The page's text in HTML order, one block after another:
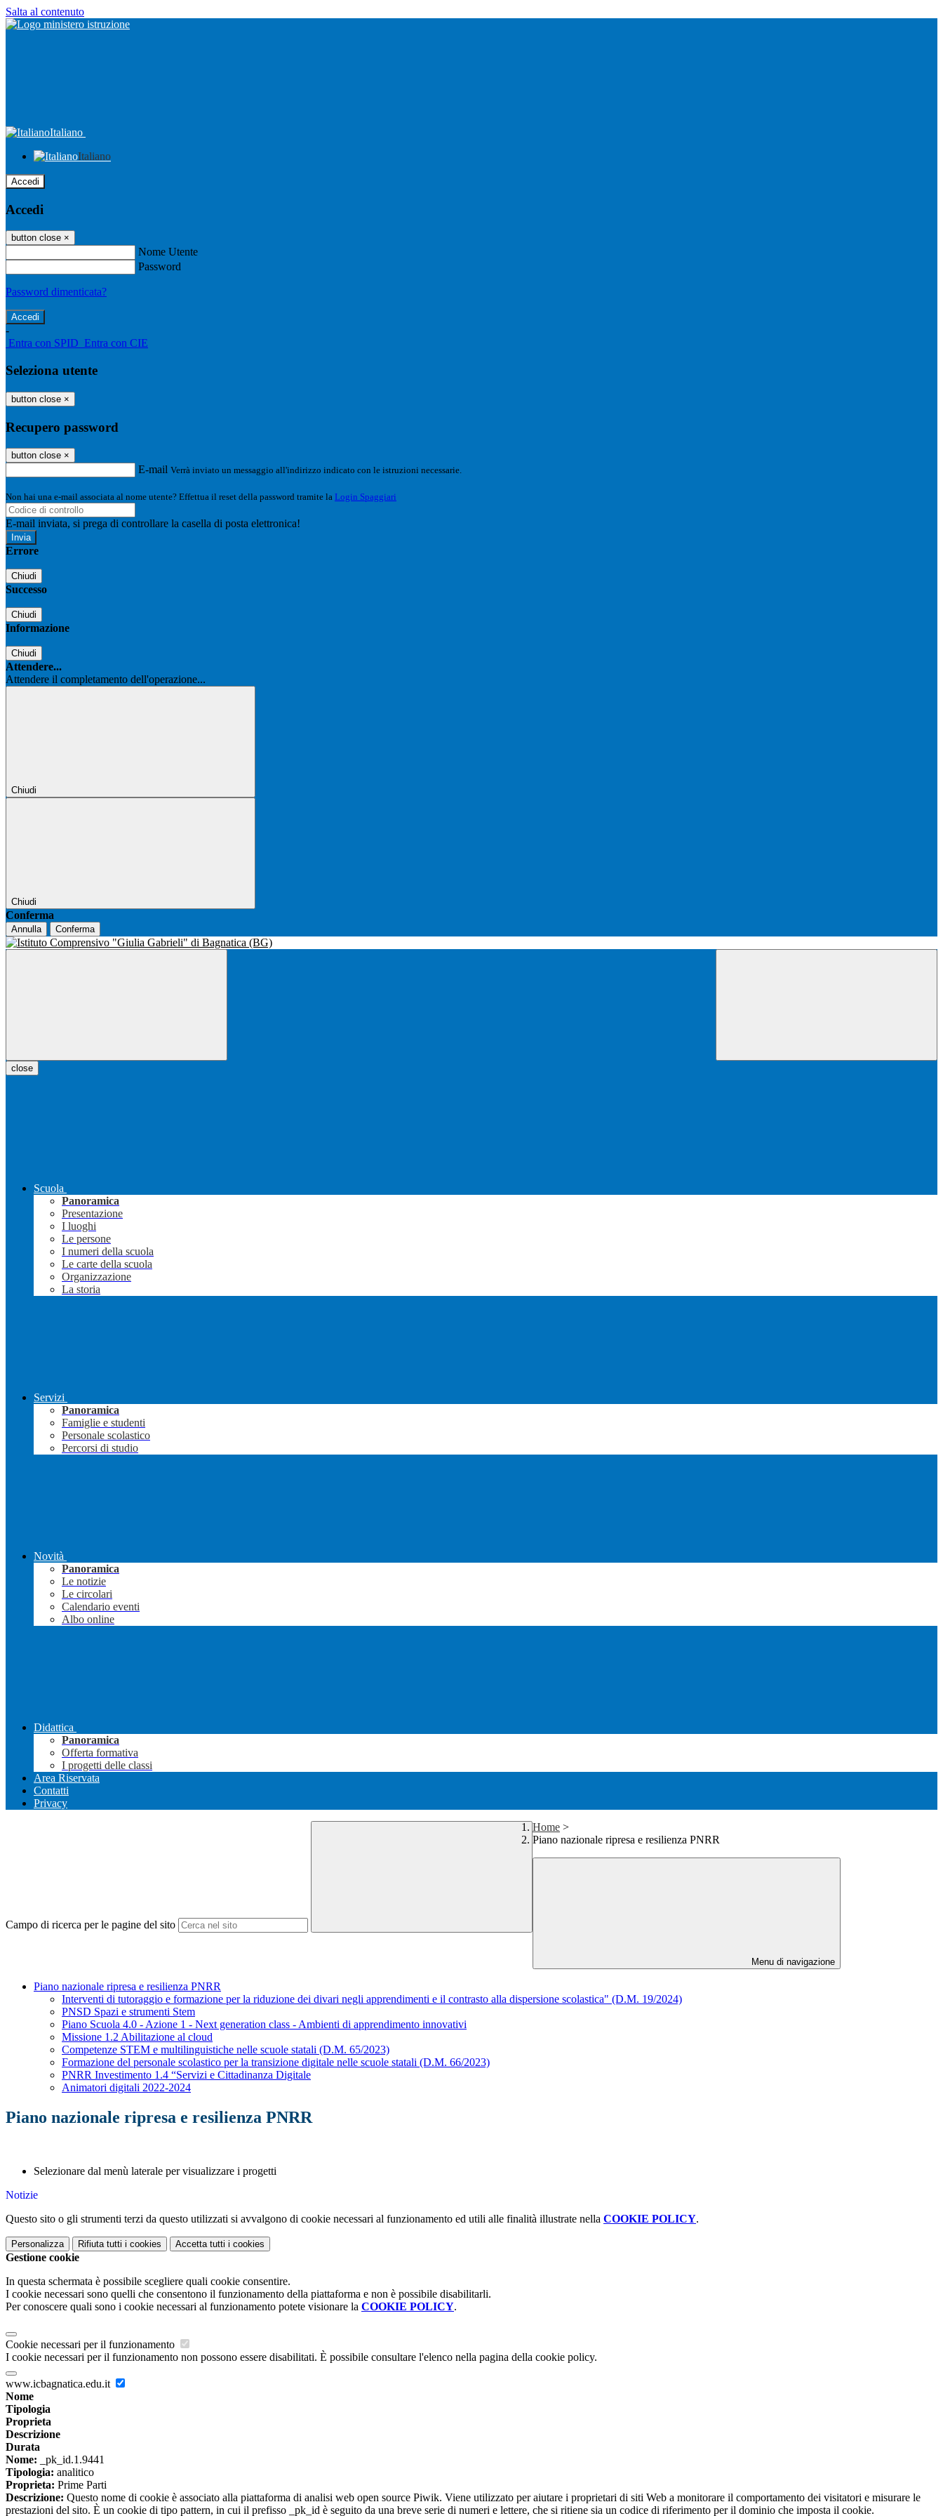
Salta al contenuto
Italiano
Italiano
Accedi
Accedi
button close ×
Nome Utente
Password
Password dimenticata?
-
Entra con SPID Entra con CIE
Seleziona utente
button close ×
Recupero password
button close ×
E-mail Verrà inviato un messaggio all'indirizzo indicato con le istruzioni necessarie.
Non hai una e-mail associata al nome utente? Effettua il reset della password tramite la Login Spaggiari
E-mail inviata, si prega di controllare la casella di posta elettronica!
Errore
Chiudi
Successo
Chiudi
Informazione
Chiudi
Attendere...
Attendere il completamento dell'operazione...
Chiudi
Chiudi
Conferma
Annulla Conferma
close
Scuola
Panoramica
Presentazione
I luoghi
Le persone
I numeri della scuola
Le carte della scuola
Organizzazione
La storia
Servizi
Panoramica
Famiglie e studenti
Personale scolastico
Percorsi di studio
Novità
Panoramica
Le notizie
Le circolari
Calendario eventi
Albo online
Didattica
Panoramica
Offerta formativa
I progetti delle classi
Area Riservata
Contatti
Privacy
Campo di ricerca per le pagine del sito
Home >
Piano nazionale ripresa e resilienza PNRR
Menu di navigazione
Piano nazionale ripresa e resilienza PNRR
Interventi di tutoraggio e formazione per la riduzione dei divari negli apprendimenti e il contrasto alla dispersione scolasticа" (D.M. 19/2024)
PNSD Spazi e strumenti Stem
Piano Scuola 4.0 - Azione 1 - Next generation class - Ambienti di apprendimento innovativi
Missione 1.2 Abilitazione al cloud
Competenze STEM e multilinguistiche nelle scuole statali (D.M. 65/2023)
Formazione del personale scolastico per la transizione digitale nelle scuole statali (D.M. 66/2023)
PNRR Investimento 1.4 “Servizi e Cittadinanza Digitale
Animatori digitali 2022-2024
Piano nazionale ripresa e resilienza PNRR
Selezionare dal menù laterale per visualizzare i progetti
Notizie
Questo sito o gli strumenti terzi da questo utilizzati si avvalgono di cookie necessari al funzionamento ed utili alle finalità illustrate nella COOKIE POLICY.
Personalizza Rifiuta tutti i cookies Accetta tutti i cookies
Gestione cookie
In questa schermata è possibile scegliere quali cookie consentire.
I cookie necessari sono quelli che consentono il funzionamento della piattaforma e non è possibile disabilitarli.
Per conoscere quali sono i cookie necessari al funzionamento potete visionare la COOKIE POLICY.
Cookie necessari per il funzionamento
I cookie necessari per il funzionamento non possono essere disabilitati. È possibile consultare l'elenco nella pagina della cookie policy.
www.icbagnatica.edu.it
Nome
Tipologia
Proprieta
Descrizione
Durata
Nome: _pk_id.1.9441
Tipologia: analitico
Proprieta: Prime Parti
Descrizione: Questo nome di cookie è associato alla piattaforma di analisi web open source Piwik. Viene utilizzato per aiutare i proprietari di siti Web a monitorare il comportamento dei visitatori e misurare le
prestazioni del sito. È un cookie di tipo pattern, in cui il prefisso _pk_id è seguito da una breve serie di numeri e lettere, che si ritiene sia un codice di riferimento per il dominio che imposta il cookie.